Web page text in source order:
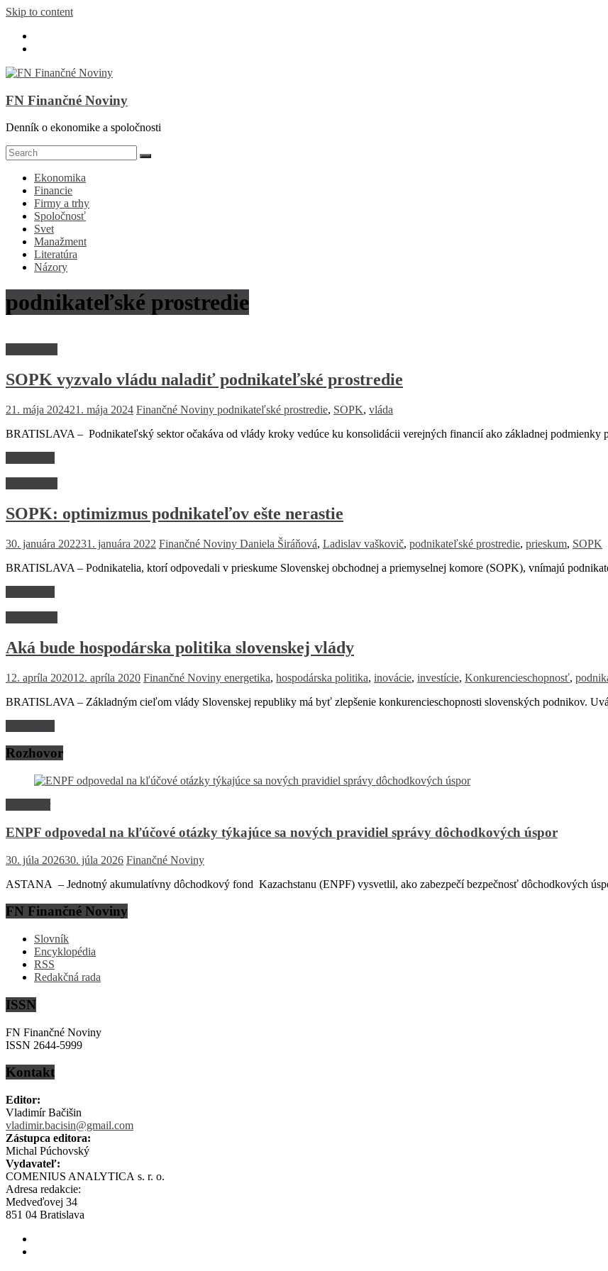
Skip to content
FN Finančné Noviny
Denník o ekonomike a spoločnosti
Ekonomika
Financie
Firmy a trhy
Spoločnosť
Svet
Manažment
Literatúra
Názory
podnikateľské prostredie
SOPK vyzvalo vládu naladiť podnikateľské prostredie
21. mája 202421. mája 2024 Finančné Noviny podnikateľské prostredie, SOPK, vláda
BRATISLAVA – Podnikateľský sektor očakáva od vlády kroky vedúce ku konsolidácii verejných financií ako základnej podmienky
SOPK: optimizmus podnikateľov ešte nerastie
30. januára 202231. januára 2022 Finančné Noviny Daniela Širáňová, Ladislav vaškovič, podnikateľské prostredie, prieskum, SOPK
BRATISLAVA – Podnikatelia, ktorí odpovedali v prieskume Slovenskej obchodnej a priemyselnej komore (SOPK), vnímajú
Aká bude hospodárska politika slovenskej vlády
12. apríla 202012. apríla 2020 Finančné Noviny energetika, hospodárska politika, inovácie, investície, Konkurencieschopnosť,
BRATISLAVA – Základným cieľom vlády Slovenskej republiky má byť zlepšenie konkurencieschopnosti slovenských podnikov.
Rozhovor
ENPF odpovedal na kľúčové otázky týkajúce sa nových pravidiel správy dôchodkových úspor
30. júla 202630. júla 2026 Finančné Noviny
ASTANA – Jednotný akumulatívny dôchodkový fond Kazachstanu (ENPF) vysvetlil, ako zabezpečí bezpečnosť dôchodkových
FN Finančné Noviny
Slovník
Encyklopédia
RSS
Redakčná rada
ISSN
FN Finančné Noviny
ISSN 2644-5999
Kontakt
Editor:
Vladimír Bačišin
vladimir.bacisin@gmail.com
Zástupca editora:
Michal Púchovský
Vydavateľ:
COMENIUS ANALYTICA s. r. o.
Adresa redakcie:
Medveďovej 34
851 04 Bratislava